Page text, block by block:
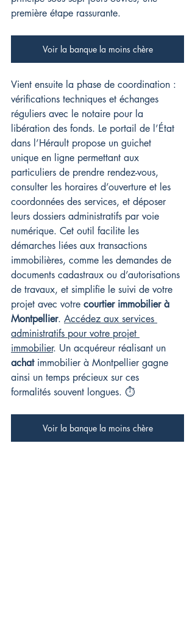
première étape rassurante.
Voir la banque la moins chère
Vient ensuite la phase de coordination :
vérifications techniques et échanges
réguliers avec le notaire pour la
libération des fonds. Le portail de l’État
dans l’Hérault propose un guichet
unique en ligne permettant aux
particuliers de prendre rendez-vous,
consulter les horaires d’ouverture et les
coordonnées des services, et déposer
leurs dossiers administratifs par voie
numérique. Cet outil facilite les
démarches liées aux transactions
immobilières, comme les demandes de
documents cadastraux ou d’autorisations
de travaux, et simplifie le suivi de votre
projet avec votre courtier immobilier à
Montpellier. Accédez aux services
administratifs pour votre projet
immobilier. Un acquéreur réalisant un
achat immobilier à Montpellier gagne
ainsi un temps précieux sur ces
formalités souvent longues. ⏱️
Voir la banque la moins chère